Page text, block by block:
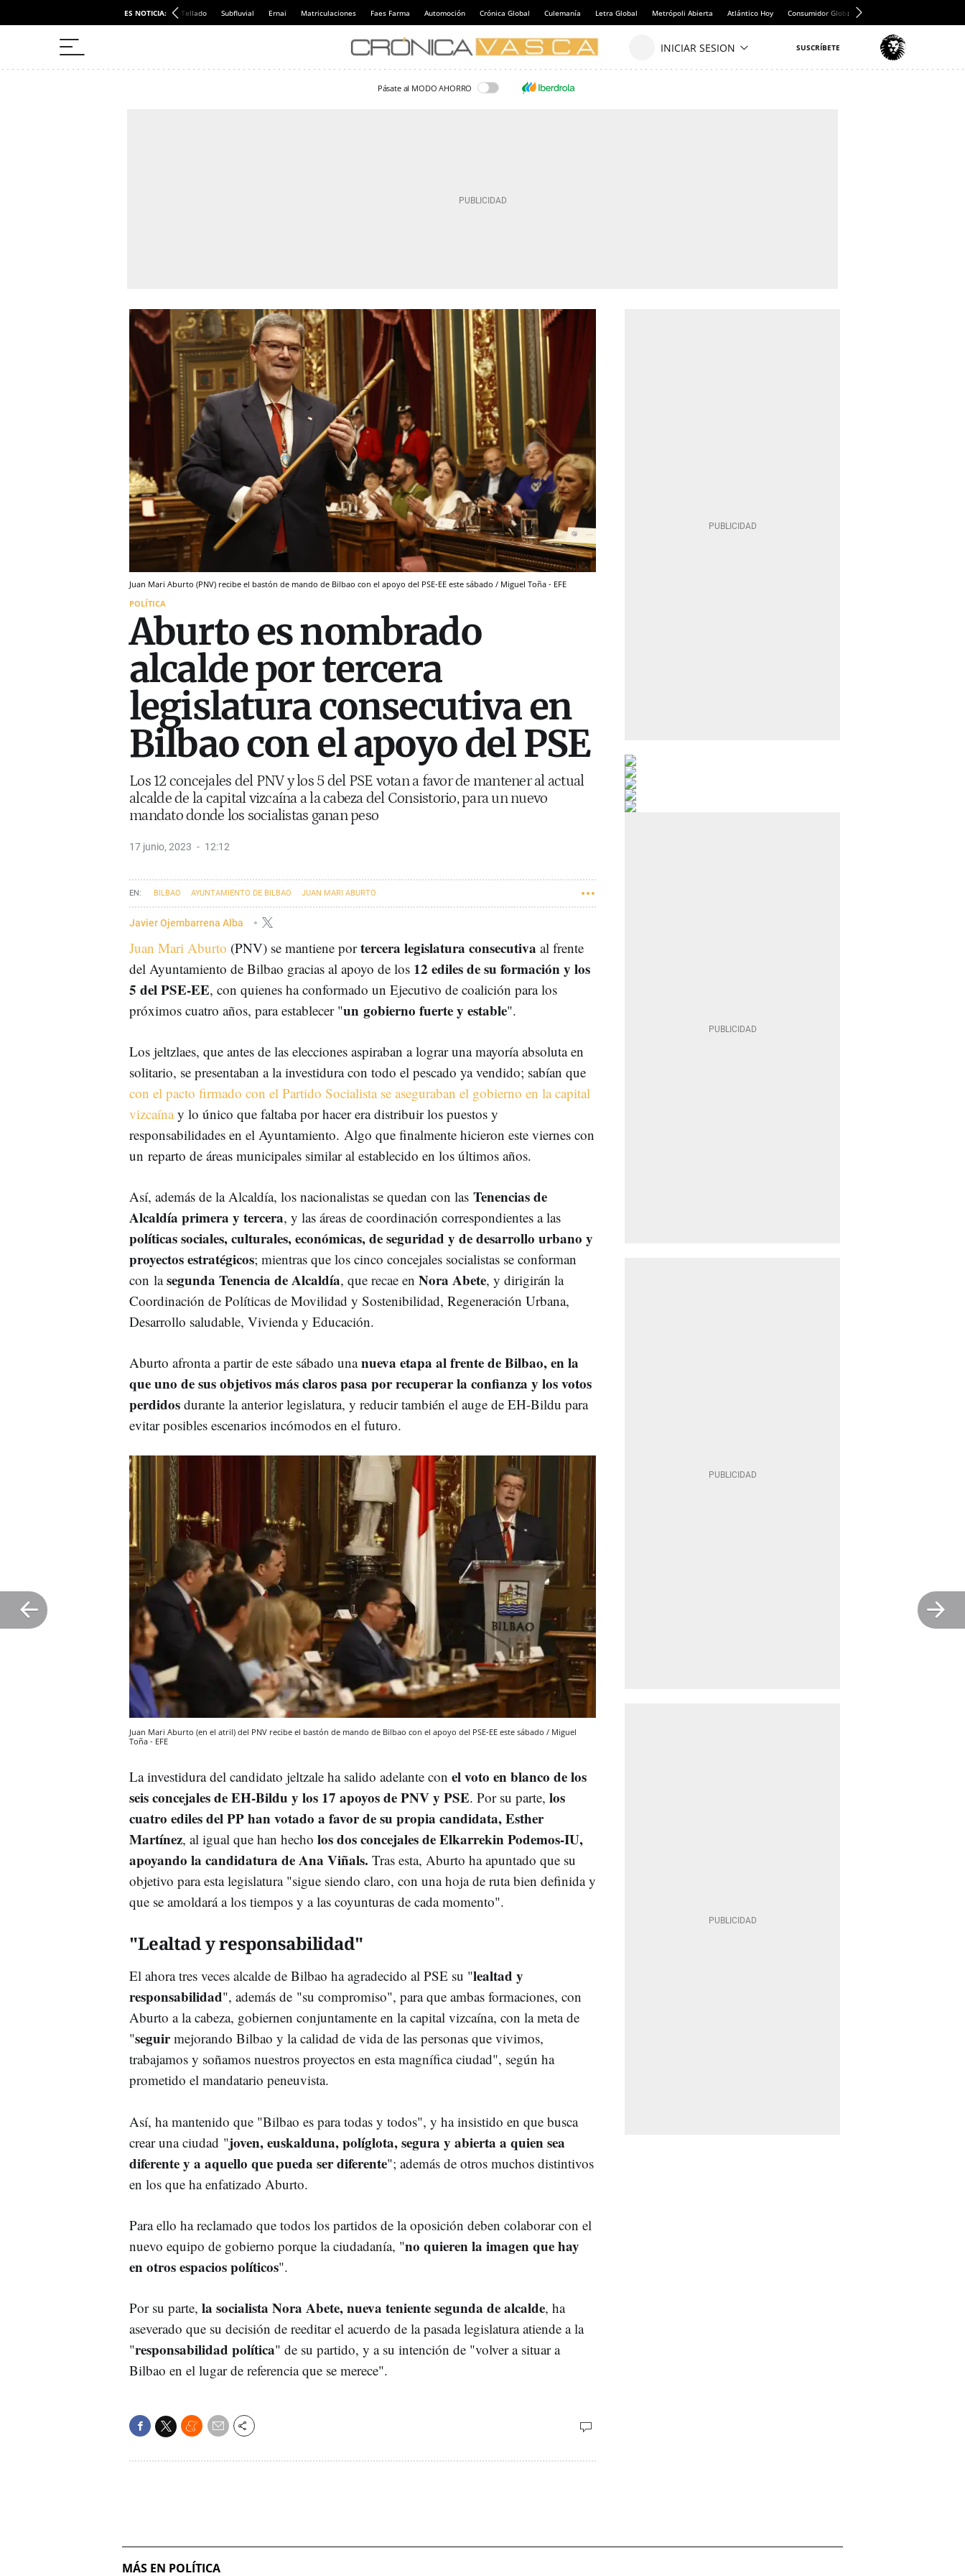
ES NOTICIA: Tellado Subfluvial Ernai Matriculaciones Faes Farma Automoción Crónica Global Culemanía Letra Global Metrópoli Abierta Atlántico Hoy Consumidor Global
Pásate al MODO AHORRO
Juan Mari Aburto (PNV) recibe el bastón de mando de Bilbao con el apoyo del PSE-EE este sábado / Miguel Toña - EFE
POLÍTICA
Aburto es nombrado
alcalde por tercera
legislatura consecutiva en
Bilbao con el apoyo del PSE
Los 12 concejales del PNV y los 5 del PSE votan a favor de mantener al actual
alcalde de la capital vizcaína a la cabeza del Consistorio, para un nuevo
mandato donde los socialistas ganan peso
17 junio, 2023 12:12
BILBAO AYUNTAMIENTO DE BILBAO JUAN MARI ABURTO
ELECCIONES MUNICIPALES Y FORALES DEL 28 DE MAYO
Javier Ojembarrena Alba
Juan Mari Aburto (PNV) se mantiene portercera legislatura consecutiva al frente
del Ayuntamiento de Bilbao gracias al apoyo de los 12 ediles de su formación y los
5 del PSE-EE, con quienes ha conformado un Ejecutivo de coalición para los
próximos cuatro años, para establecer "un gobierno fuerte y estable".
Los jeltzlaes, que antes de las elecciones aspiraban a lograr una mayoría absoluta en
solitario, se presentaban a la investidura con todo el pescado ya vendido; sabían que
con el pacto firmado con el Partido Socialista se aseguraban el gobierno en la capital
vizcaínay lo único que faltaba por hacer era distribuir los puestos y
responsabilidades en el Ayuntamiento. Algo que finalmente hicieron este viernes con
un reparto de áreas municipales similar al establecido en los últimos años.
Así, además de la Alcaldía, los nacionalistas se quedan con las Tenencias de
Alcaldía primera y tercera, y las áreas de coordinación correspondientes a las
políticas sociales, culturales, económicas, de seguridad y de desarrollo urbano y
proyectos estratégicos; mientras que los cinco concejales socialistas se conforman
con lasegunda Tenencia de Alcaldía, que recae en Nora Abete, y dirigirán la
Coordinación de Políticas de Movilidad y Sostenibilidad, Regeneración Urbana,
Desarrollo saludable, Vivienda y Educación.
Aburto afronta a partir de este sábado unanueva etapa al frente de Bilbao, en la
que uno de sus objetivos más claros pasa por recuperar la confianza y los votos
perdidos durante la anterior legislatura, y reducir también el auge de EH-Bildu para
evitar posibles escenarios incómodos en el futuro.
Juan Mari Aburto (en el atril) del PNV recibe el bastón de mando de Bilbao con el apoyo del PSE-EE este sábado / Miguel
Toña - EFE
La investidura del candidato jeltzale ha salido adelante con el voto en blanco de los
seis concejales de EH-Bildu y los 17 apoyos de PNV y PSE. Por su parte, los
cuatro ediles del PP han votado a favor de su propia candidata, Esther
Martínez, al igual que han hecho los dos concejales de Elkarrekin Podemos-IU,
apoyando la candidatura de Ana Viñals. Tras esta, Aburto ha apuntado que su
objetivo para esta legislatura "sigue siendo claro, con una hoja de ruta bien definida y
que se amoldará a los tiempos y a las coyunturas de cada momento".
"Lealtad y responsabilidad"
El ahora tres veces alcalde de Bilbao ha agradecido al PSE su "lealtad y
responsabilidad", además de "su compromiso", para que ambas formaciones, con
Aburto a la cabeza, gobiernen conjuntamente en la capital vizcaína, con la meta de
"seguirmejorando Bilbao y la calidad de vida de las personas que vivimos,
trabajamos y soñamos nuestros proyectos en esta magnífica ciudad", según ha
prometido el mandatario peneuvista.
Así, ha mantenido que "Bilbao es para todas y todos", y ha insistido en que busca
crear una ciudad "joven, euskalduna, políglota, segura y abierta a quien sea
diferente y a aquello que pueda ser diferente"; además de otros muchos distintivos
en los que ha enfatizado Aburto.
Para ello ha reclamado que todos los partidos de la oposición deben colaborar con el
nuevo equipo de gobierno porque la ciudadanía, "no quieren la imagen que hay
en otros espacios políticos".
Por su parte, la socialista Nora Abete, nueva teniente segunda de alcalde, ha
aseverado que su decisión de reeditar el acuerdo de la pasada legislatura atiende a la
"responsabilidad política" de su partido, y a su intención de "volver a situar a
Bilbao en el lugar de referencia que se merece".
MÁS EN POLÍTICA